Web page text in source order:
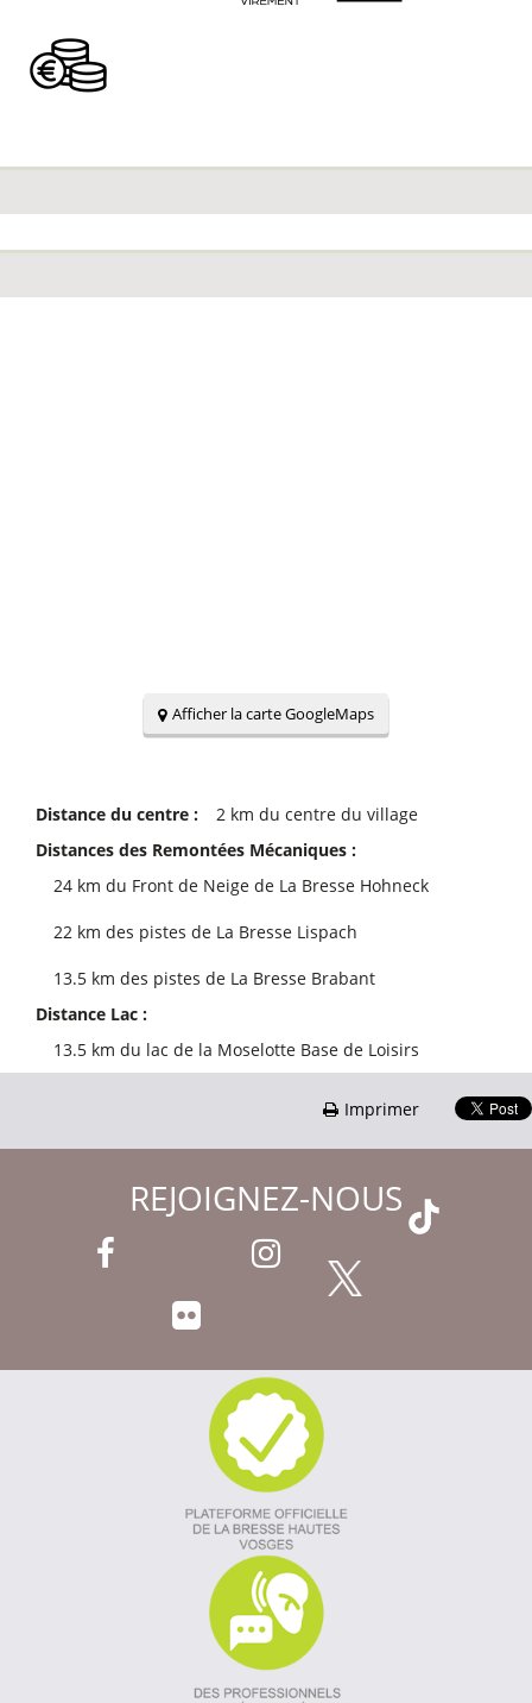
Afficher la carte GoogleMaps
Distance du centre : 2 km du centre du village
Distances des Remontées Mécaniques :
24 km du Front de Neige de La Bresse Hohneck
22 km des pistes de La Bresse Lispach
13.5 km des pistes de La Bresse Brabant
Distance Lac :
13.5 km du lac de la Moselotte Base de Loisirs
Imprimer
REJOIGNEZ-NOUS